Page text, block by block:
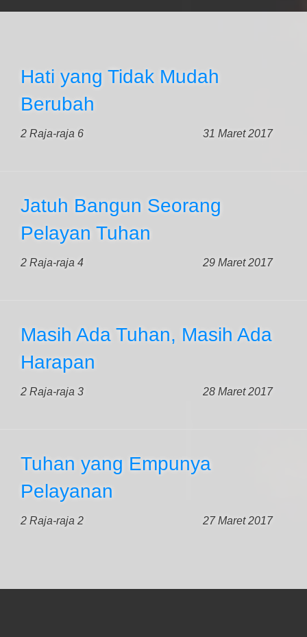
Hati yang Tidak Mudah
Berubah
2 Raja-raja 6 31 Maret 2017
Jatuh Bangun Seorang
Pelayan Tuhan
2 Raja-raja 4 29 Maret 2017
Masih Ada Tuhan, Masih Ada
Harapan
2 Raja-raja 3 28 Maret 2017
Tuhan yang Empunya
Pelayanan
2 Raja-raja 2 27 Maret 2017